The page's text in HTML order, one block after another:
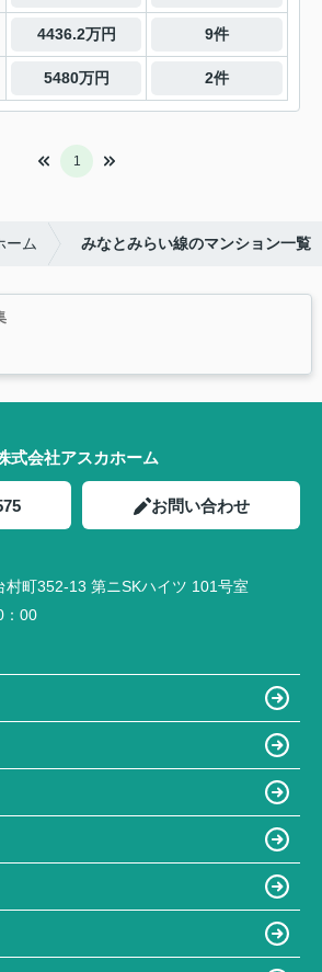
4436.2万円 9件
5480万円 2件
1
ーム みなとみらい線のマンション一覧
式会社アスカホーム
お問い合わせ
村町352-13 第ニSKハイツ 101号室
：00